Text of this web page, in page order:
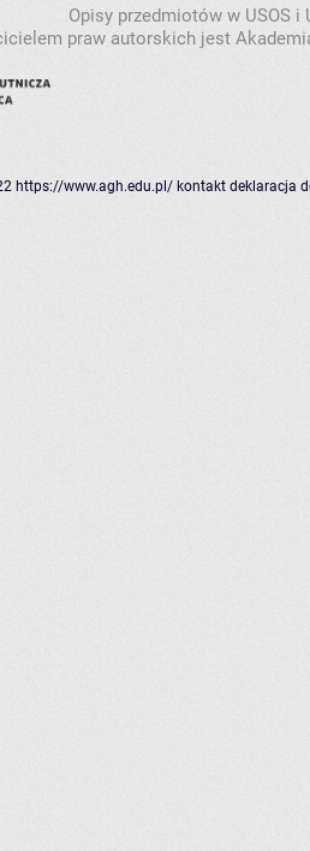
Opisy przedmiotów w USOS
praw autorskich jest
https://www.agh.edu.pl/ kontakt deklaracja